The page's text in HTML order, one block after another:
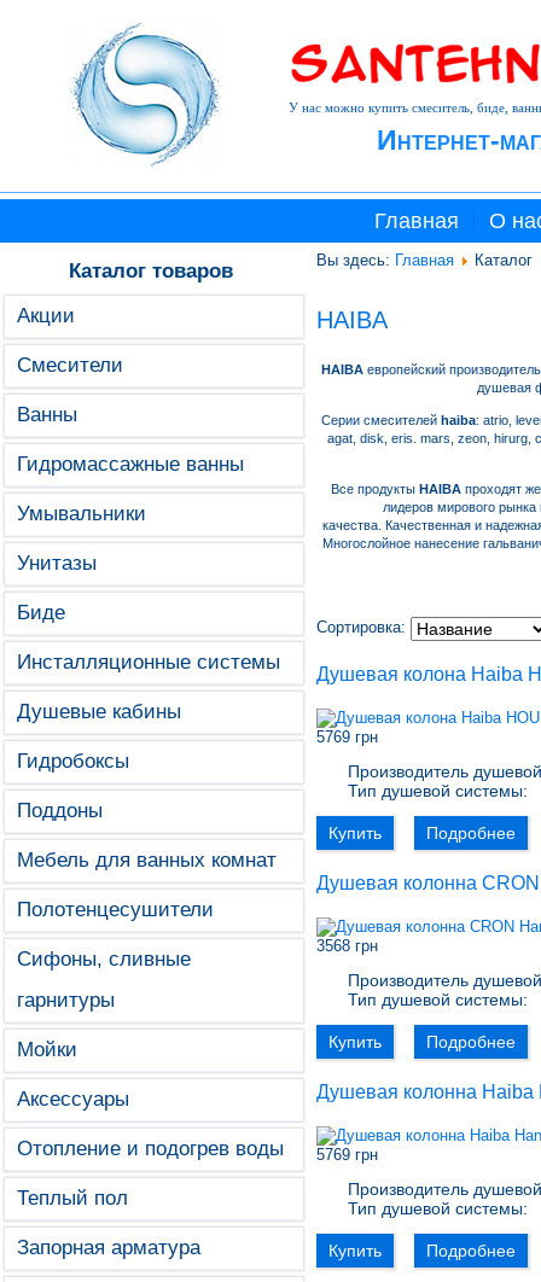
Интернет-
У нас можно купить смеситель, биде,
Главная О
Каталог товаров
Акции
Смесители
Ванны
Гидромассажные ванны
Умывальники
Унитазы
Биде
Инсталляционные системы
Душевые кабины
Гидробоксы
Поддоны
Мебель для ванных комнат
Полотенцесушители
Сифоны, сливные
гарнитуры
Мойки
Аксессуары
Отопление и подогрев воды
Теплый пол
Запорная арматура
Вы здесь: Главная Каталог
HAIBA
HAIBA европейский
душевая
Серии смесителей haiba: atrio,
agat, disk, eris. mars, zeon, hirurg,
Все продукты HAIBAпроходят
лидеров мирового рынка
качества. Качественная и
Многослойное нанесение
Сортировка:
Душевая колона Haiba
5769 грн
Производитель
Тип душевой системы:
Купить Подробнее
Душевая колонна
3568 грн
Производитель
Тип душевой системы:
Купить Подробнее
Душевая колонна Haiba
5769 грн
Производитель
Тип душевой системы:
Купить Подробнее